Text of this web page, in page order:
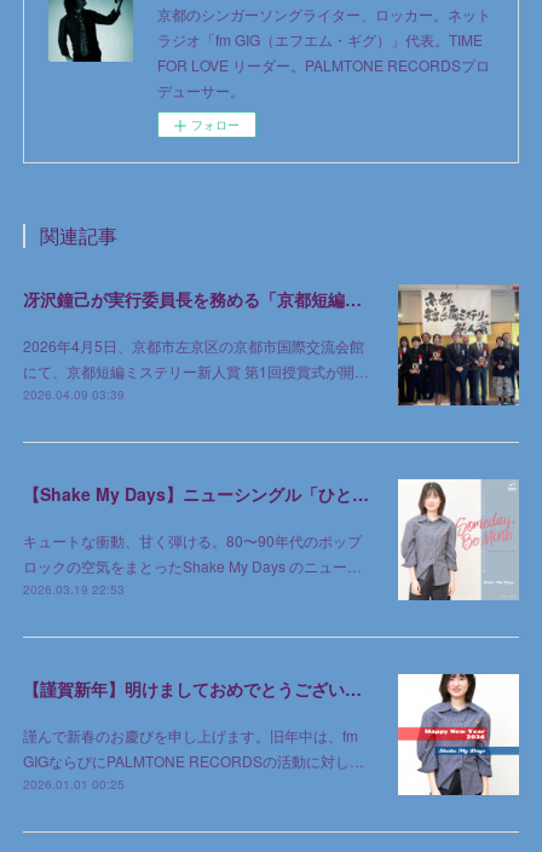
京都のシンガーソングライター、ロッカー。ネット
ラジオ「fm GIG（エフエム・ギグ）」代表。TIME
FOR LOVE リーダー。PALMTONE RECORDSプロ
デューサー。
フォロー
関連記事
冴沢鐘己が実行委員長を務める「京都短編ミステリー新人賞」第1回授賞式が京都で開催
2026年4月5日、京都市左京区の京都市国際交流会館
にて、京都短編ミステリー新人賞 第1回授賞式が開…
2026.04.09 03:39
【Shake My Days】ニューシングル「ひとりじめのゆめ」2026年3月18日 デジタルリリース
キュートな衝動、甘く弾ける。80〜90年代のポップ
ロックの空気をまとったShake My Days のニュー…
2026.03.19 22:53
【謹賀新年】明けましておめでとうございます
謹んで新春のお慶びを申し上げます。旧年中は、fm
GIGならびにPALMTONE RECORDSの活動に対し…
2026.01.01 00:25